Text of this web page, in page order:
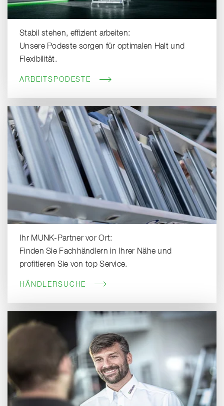
Stabil stehen, effizient arbeiten:
Unsere Podeste sorgen für optimalen Halt und
Flexibilität.
ARBEITSPODESTE
Ihr MUNK-Partner vor Ort:
Finden Sie Fachhändlern in Ihrer Nähe und
profitieren Sie von top Service.
HÄNDLERSUCHE